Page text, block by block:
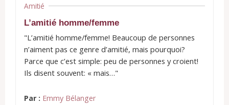
Amitié
L’amitié homme/femme
"L’amitié homme/femme! Beaucoup de personnes
n’aiment pas ce genre d’amitié, mais pourquoi?
Parce que c’est simple: peu de personnes y croient!
Ils disent souvent: « mais…"
Par : Emmy Bélanger